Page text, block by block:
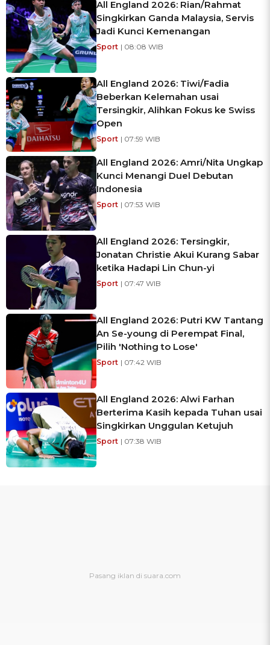
All England 2026: Rian/Rahmat
Singkirkan Ganda Malaysia, Servis
Jadi Kunci Kemenangan
Sport | 08:08 WIB
All England 2026: Tiwi/Fadia
Beberkan Kelemahan usai
Tersingkir, Alihkan Fokus ke Swiss
Open
Sport | 07:59 WIB
All England 2026: Amri/Nita Ungkap
Kunci Menangi Duel Debutan
Indonesia
Sport | 07:53 WIB
All England 2026: Tersingkir,
Jonatan Christie Akui Kurang Sabar
ketika Hadapi Lin Chun-yi
Sport | 07:47 WIB
All England 2026: Putri KW Tantang
An Se-young di Perempat Final,
Pilih 'Nothing to Lose'
Sport | 07:42 WIB
All England 2026: Alwi Farhan
Berterima Kasih kepada Tuhan usai
Singkirkan Unggulan Ketujuh
Sport | 07:38 WIB